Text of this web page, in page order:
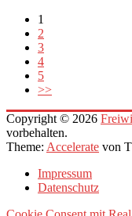
1
2
3
4
5
>>
Copyright © 2026
vorbehalten.
Theme: Accelerate von
Impressum
Datenschutz